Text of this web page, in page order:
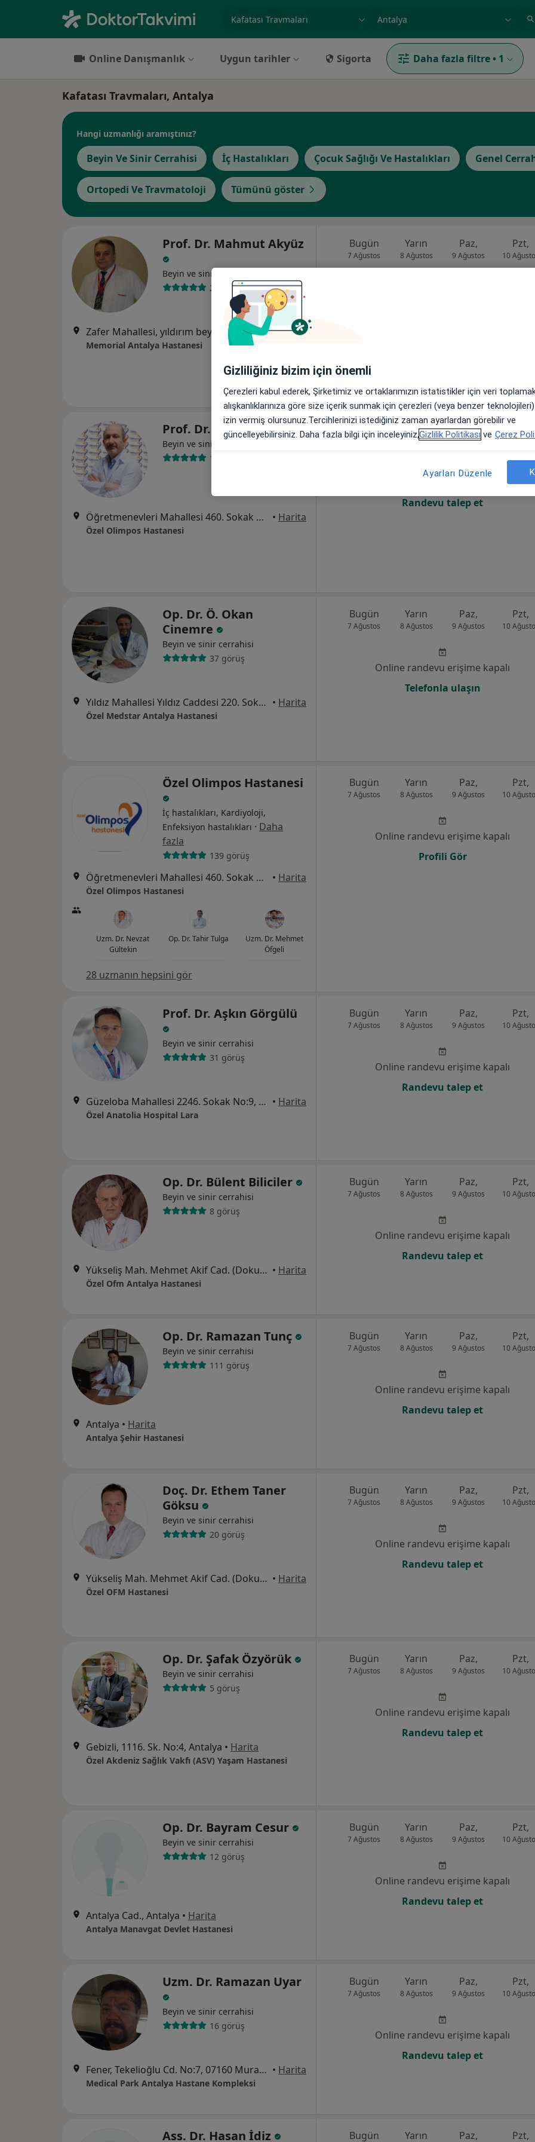
Online Danışmanlık Uygun tarihler Sigorta Daha fazla filtre • 1
Kafatası Travmaları, Antalya
Hangi uzmanlığı aramıştınız?
Beyin Ve Sinir Cerrahisi İç Hastalıkları Çocuk Sağlığı Ve Hastalıkları Genel
Ortopedi Ve Travmatoloji Tümünü göster
Prof. Dr. Mahmut Akyüz
Beyin ve sinir cerrahisi
222 görüş
Zafer Mahallesi, yıldırım beyazıt cad. N:91, Dokuma,07025 Kepez/Antalya, Antalya •Harita
Memorial Antalya Hastanesi
Bugün
7 Ağustos
Yarın
8 Ağustos
Paz,
9 Ağustos
Pzt,
10
Prof. Dr. Nejmi Kıymaz
Beyin ve sinir cerrahisi
13 görüş
Öğretmenevleri Mahallesi 460. Sokak No:48, Konyaaltı • Harita
Özel Olimpos Hastanesi
Bugün
7 Ağustos
Yarın
8 Ağustos
Paz,
9 Ağustos
Pzt,
10
Online randevu erişime kapalı
Randevu talep et
Op. Dr. Ö. Okan
Cinemre
Beyin ve sinir cerrahisi
37 görüş
Yıldız Mahallesi Yıldız Caddesi 220. Sokak No: 19, Muratpaşa • Harita
Özel Medstar Antalya Hastanesi
Bugün
7 Ağustos
Yarın
8 Ağustos
Paz,
9 Ağustos
Pzt,
10
Online randevu erişime kapalı
Telefonla ulaşın
Özel Olimpos Hastanesi
İç hastalıkları, Kardiyoloji,
Enfeksiyon hastalıkları · Daha
fazla
139 görüş
Öğretmenevleri Mahallesi 460. Sokak No:48, Konyaaltı • Harita
Özel Olimpos Hastanesi
Uzm. Dr. Nevzat
Gültekin
Op. Dr. Tahir Tulga
Uzm. Dr. Mehmet
Öfgeli
28 uzmanın hepsini gör
Bugün
7 Ağustos
Yarın
8 Ağustos
Paz,
9 Ağustos
Pzt,
10
Online randevu erişime kapalı
Profili Gör
Prof. Dr. Aşkın Görgülü
Beyin ve sinir cerrahisi
31 görüş
Güzeloba Mahallesi 2246. Sokak No:9, Muratpaşa • Harita
Özel Anatolia Hospital Lara
Bugün
7 Ağustos
Yarın
8 Ağustos
Paz,
9 Ağustos
Pzt,
10
Online randevu erişime kapalı
Randevu talep et
Op. Dr. Bülent Biliciler
Beyin ve sinir cerrahisi
8 görüş
Yükseliş Mah. Mehmet Akif Cad. (Dokuma Cumartesi Pazarı Karşısı) No:96 Kepez / ANTALYA, Antalya • Harita
Özel Ofm Antalya Hastanesi
Bugün
7 Ağustos
Yarın
8 Ağustos
Paz,
9 Ağustos
Pzt,
10
Online randevu erişime kapalı
Randevu talep et
Op. Dr. Ramazan Tunç
Beyin ve sinir cerrahisi
111 görüş
Antalya • Harita
Antalya Şehir Hastanesi
Bugün
7 Ağustos
Yarın
8 Ağustos
Paz,
9 Ağustos
Pzt,
10
Online randevu erişime kapalı
Randevu talep et
Doç. Dr. Ethem Taner
Göksu
Beyin ve sinir cerrahisi
20 görüş
Yükseliş Mah. Mehmet Akif Cad. (Dokuma Cumartesi Pazarı Karşısı) No:96 Kepez / ANTALYA, Antalya • Harita
Özel OFM Hastanesi
Bugün
7 Ağustos
Yarın
8 Ağustos
Paz,
9 Ağustos
Pzt,
10
Online randevu erişime kapalı
Randevu talep et
Op. Dr. Şafak Özyörük
Beyin ve sinir cerrahisi
5 görüş
Gebizli, 1116. Sk. No:4, Antalya • Harita
Özel Akdeniz Sağlık Vakfı (ASV) Yaşam Hastanesi
Bugün
7 Ağustos
Yarın
8 Ağustos
Paz,
9 Ağustos
Pzt,
10
Online randevu erişime kapalı
Randevu talep et
Op. Dr. Bayram Cesur
Beyin ve sinir cerrahisi
12 görüş
Antalya Cad., Antalya • Harita
Antalya Manavgat Devlet Hastanesi
Bugün
7 Ağustos
Yarın
8 Ağustos
Paz,
9 Ağustos
Pzt,
10
Online randevu erişime kapalı
Randevu talep et
Uzm. Dr. Ramazan Uyar
Beyin ve sinir cerrahisi
16 görüş
Fener, Tekelioğlu Cd. No:7, 07160 Muratpaşa/Antalya, Antalya • Harita
Medical Park Antalya Hastane Kompleksi
Bugün
7 Ağustos
Yarın
8 Ağustos
Paz,
9 Ağustos
Pzt,
10
Online randevu erişime kapalı
Randevu talep et
Ass. Dr. Hasan İdiz Bugün Yarın Paz, Pzt,
Gizliliğiniz bizim için önemli
Çerezleri kabul ederek, Şirketimiz ve ortaklarımızın istatistikler için veri
alışkanlıklarınıza göre size içerik sunmak için çerezleri (veya benzer
izin vermiş olursunuz.Tercihlerinizi istediğiniz zaman ayarlardan görebilir ve
güncelleyebilirsiniz. Daha fazla bilgi için inceleyiniz,Gizlilik Politikası ve Çerez
Ayarları Düzenle